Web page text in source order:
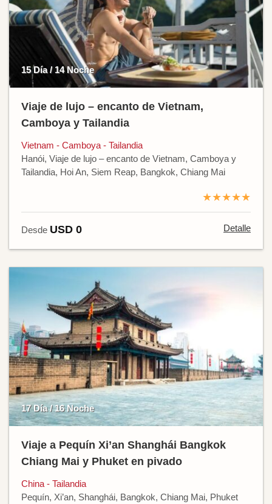
15 Día / 14 Noche
Viaje de lujo – encanto de Vietnam,
Camboya y Tailandia
Vietnam - Camboya - Tailandia
Hanói, Viaje de lujo – encanto de Vietnam, Camboya y
Tailandia, Hoi An, Siem Reap, Bangkok, Chiang Mai
★★★★★
Desde USD 0 Detalle
17 Día / 16 Noche
Viaje a Pequín Xi’an Shanghái Bangkok
Chiang Mai y Phuket en pivado
China - Tailandia
Pequín, Xi’an, Shanghái, Bangkok, Chiang Mai, Phuket